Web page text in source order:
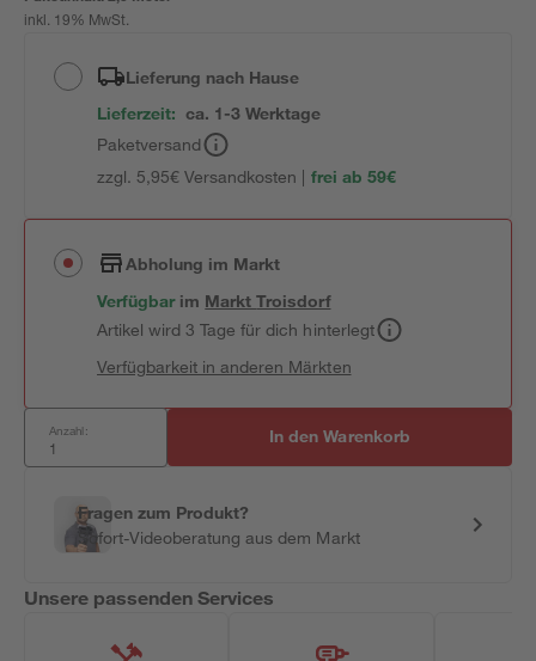
inkl. 19% MwSt.
Lieferung nach Hause
Lieferzeit: ca. 1-3 Werktage
Paketversand
zzgl. 5,95€ Versandkosten | frei ab 59€
Abholung im Markt
Verfügbar im MarktTroisdorf
Artikel wird 3 Tage für dich hinterlegt
Verfügbarkeit in anderen Märkten
Anzahl: In den Warenkorb
Fragen zum Produkt?
Sofort-Videoberatung aus dem Markt
Unsere passenden Services